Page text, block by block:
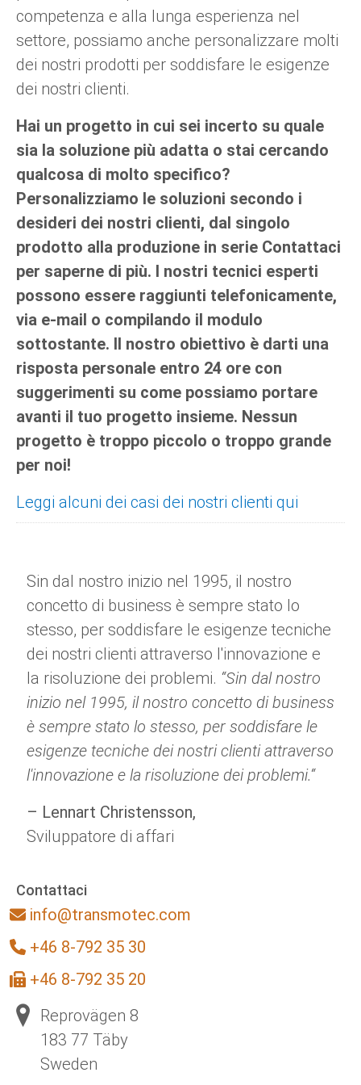
Sistema unitario
I.V.A.
Carrello della spesa
Solenoidi
Riserve energetiche
Riserve energetiche
PBTI
Ø 28-42| 1-1400 rpm | <= 290Ncm
Driver per motori CC senza
spazzole
Driver per motori DC con spazzole
serie DPWM
Driver per motori passo-passo
Driver 2-6 A
Sincrono-Asincrono | per 1-4 attuatori
Caselle di controllo
Sincrono-Asincrono | per 1-4 attuatori
Français (EUR)
Italiano (EUR)
Nederlands (EUR)
Polski (EUR)
Norsk (NOK)
Suomi (EUR)
Svenska (SEK)
competenza e alla lunga esperienza nel
settore, possiamo anche personalizzare molti
dei nostri prodotti per soddisfare le esigenze
dei nostri clienti.
Hai un progetto in cui sei incerto su quale
sia la soluzione più adatta o stai cercando
qualcosa di molto specifico?
Personalizziamo le soluzioni secondo i
desideri dei nostri clienti, dal singolo
prodotto alla produzione in serie Contattaci
per saperne di più. I nostri tecnici esperti
possono essere raggiunti telefonicamente,
via e-mail o compilando il modulo
sottostante. Il nostro obiettivo è darti una
risposta personale entro 24 ore con
suggerimenti su come possiamo portare
avanti il tuo progetto insieme. Nessun
progetto è troppo piccolo o troppo grande
per noi!
Leggi alcuni dei casi dei nostri clienti qui
Sin dal nostro inizio nel 1995, il nostro
concetto di business è sempre stato lo
stesso, per soddisfare le esigenze tecniche
dei nostri clienti attraverso l'innovazione e
la risoluzione dei problemi. “Sin dal nostro
inizio nel 1995, il nostro concetto di business
è sempre stato lo stesso, per soddisfare le
esigenze tecniche dei nostri clienti attraverso
l'innovazione e la risoluzione dei problemi.“
– Lennart Christensson,
Sviluppatore di affari
Contattaci
info@transmotec.com
+46 8-792 35 30
+46 8-792 35 20
Reprovägen 8
183 77 Täby
Sweden